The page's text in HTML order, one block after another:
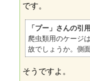
です。
「プー」さんの引
爬虫類用のケージ
故でしょうか。側
そうですよ。